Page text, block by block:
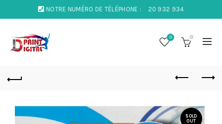
NOTRE NUMÉRO DE TÉLÉPHONE : 20 932 934
0 0
SOLD
OUT